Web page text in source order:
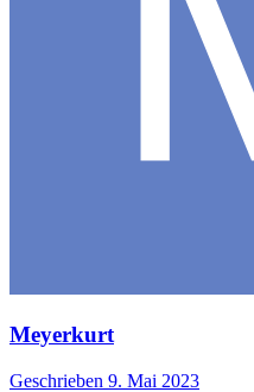
Meyerkurt
Geschrieben 9. Mai 2023